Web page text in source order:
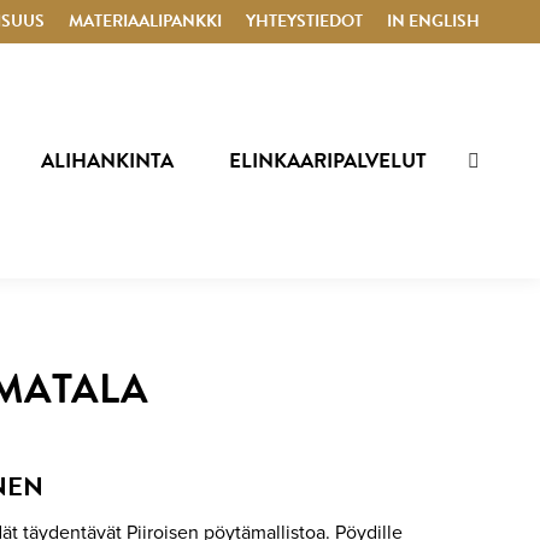
MATERIAALIPANKKI YHTEYSTIEDOT IN ENGLISH
ALIHANKINTA ELINKAARIPALVELUT
täydentävät Piiroisen pöytämallistoa. Pöydille